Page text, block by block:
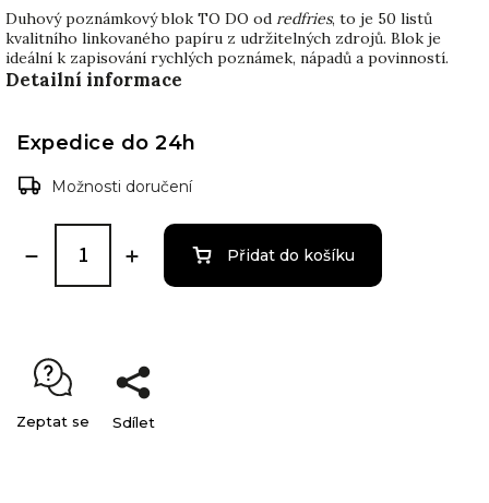
Duhový poznámkový blok TO DO od redfries, to je 50 listů
kvalitního linkovaného papíru z udržitelných zdrojů. Blok je
ideální k zapisování rychlých poznámek, nápadů a povinností.
Detailní informace
Expedice do 24h
Možnosti doručení
Přidat do košíku
Zeptat se Sdílet